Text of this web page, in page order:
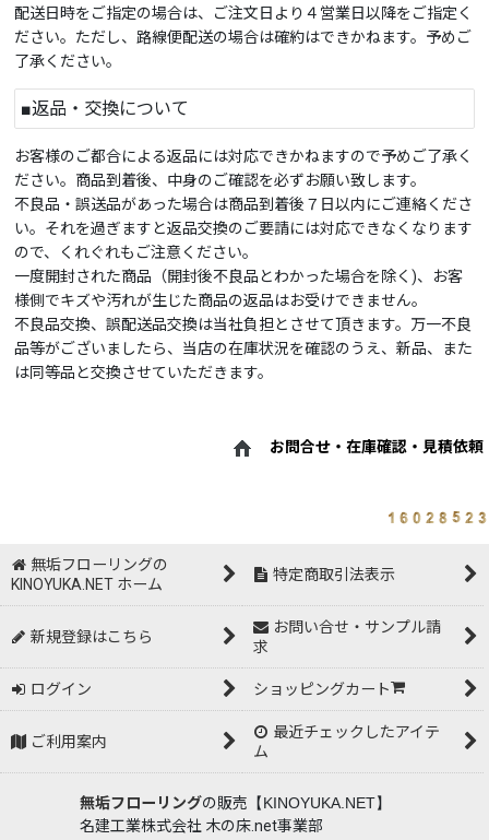
配送日時をご指定の場合は、ご注文日より４営業日以降をご指定く
ださい。ただし、路線便配送の場合は確約はできかねます。予めご
了承ください。
■返品・交換について
お客様のご都合による返品には対応できかねますので予めご了承く
ださい。商品到着後、中身のご確認を必ずお願い致します。
不良品・誤送品があった場合は商品到着後７日以内にご連絡くださ
い。それを過ぎますと返品交換のご要請には対応できなくなります
ので、くれぐれもご注意ください。
一度開封された商品（開封後不良品とわかった場合を除く)、お客
様側でキズや汚れが生じた商品の返品はお受けできません。
不良品交換、誤配送品交換は当社負担とさせて頂きます。万一不良
品等がございましたら、当店の在庫状況を確認のうえ、新品、また
は同等品と交換させていただきます。
お問合せ・在庫確認・見積依頼
無垢フローリングの
KINOYUKA.NET ホーム
特定商取引法表示
新規登録はこちら
お問い合せ・サンプル請
求
ログイン ショッピングカート
ご利用案内
最近チェックしたアイテ
ム
無垢フローリングの販売 【KINOYUKA.NET】
名建工業株式会社 木の床.net事業部